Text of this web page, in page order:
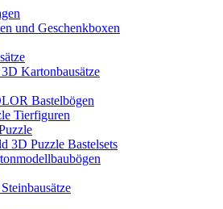
und Geschenkboxen
Kartonbausätze
Bastelbögen
Tierfiguren
3D Puzzle Bastelsets